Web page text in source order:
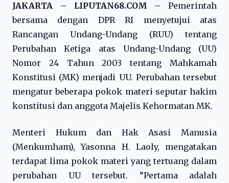
JAKARTA – LIPUTAN68.COM – Pemerintah
bersama dengan DPR RI menyetujui atas
Rancangan Undang-Undang (RUU) tentang
Perubahan Ketiga atas Undang-Undang (UU)
Nomor 24 Tahun 2003 tentang Mahkamah
Konstitusi (MK) menjadi UU. Perubahan tersebut
mengatur beberapa pokok materi seputar hakim
konstitusi dan anggota Majelis Kehormatan MK.
Menteri Hukum dan Hak Asasi Manusia
(Menkumham), Yasonna H. Laoly, mengatakan
terdapat lima pokok materi yang tertuang dalam
perubahan UU tersebut. “Pertama adalah